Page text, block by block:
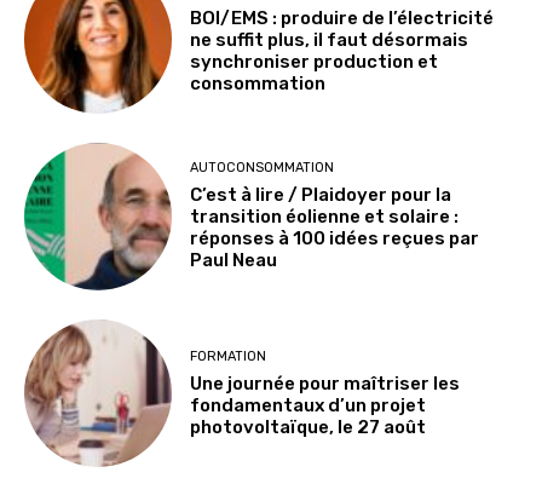
BOI/EMS : produire de l’électricité
ne suffit plus, il faut désormais
synchroniser production et
consommation
AUTOCONSOMMATION
C’est à lire / Plaidoyer pour la
transition éolienne et solaire :
réponses à 100 idées reçues par
Paul Neau
FORMATION
Une journée pour maîtriser les
fondamentaux d’un projet
photovoltaïque, le 27 août